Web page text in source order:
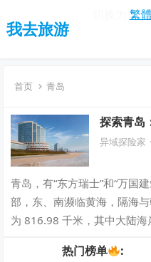
繁體
我去旅游
首页 青岛
探索青岛
美景与文
异域探险家 ·
青岛，有“东方瑞士”和“万国
部，东、南濒临黄海，隔海
为 816.98 千米，其中大陆
热门榜单 :